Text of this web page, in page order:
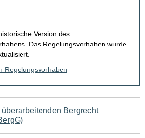
Version des
Das Regelungsvorhaben wurde
Regelungsvorhaben
überarbeitenden Bergrecht